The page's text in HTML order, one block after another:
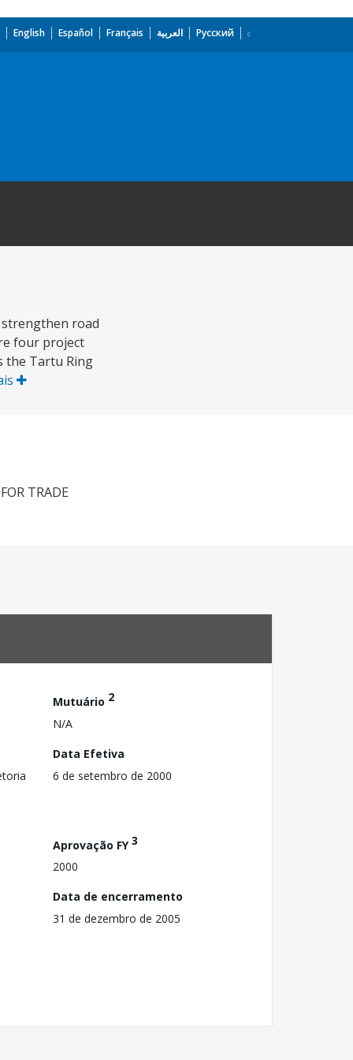
English Español Français العربية Русский
road
four project
the Tartu Ring
TRADE
Mutuário 2
N/A
Data Efetiva
6 de setembro de 2000
Aprovação FY3
2000
Data de encerramento
31 de dezembro de 2005